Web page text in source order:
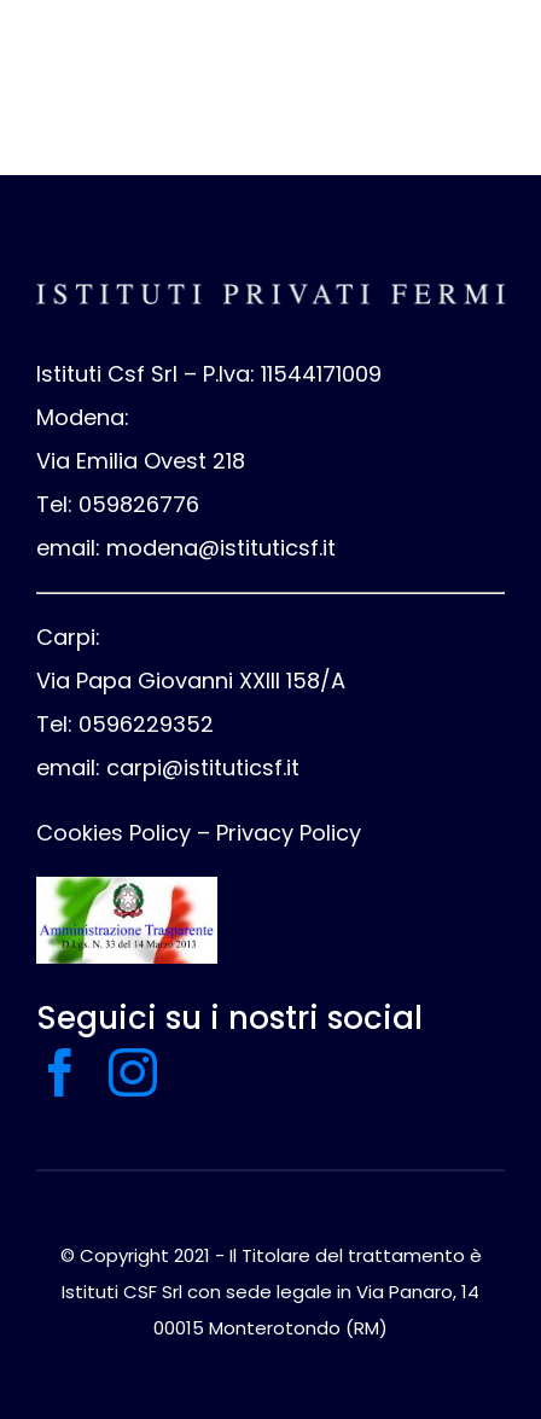
Istituti Csf Srl – P.Iva: 11544171009
Modena:
Via Emilia Ovest 218
Tel: 059826776
email: modena@istituticsf.it
Carpi:
Via Papa Giovanni XXIII 158/A
Tel: 0596229352
email: carpi@istituticsf.it
Cookies Policy– Privacy Policy
Seguici su i nostri social
© Copyright 2021 - Il Titolare del trattamento è
Istituti CSF Srl con sede legale in Via Panaro, 14
00015 Monterotondo (RM)